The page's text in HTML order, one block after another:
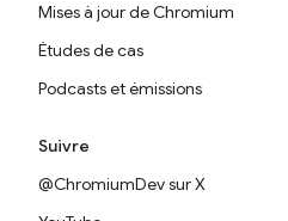
Mises à jour de Chromium
Études de cas
Podcasts et émissions
Suivre
@ChromiumDev sur X